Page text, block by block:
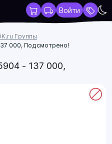
Войти
Группы
000, Подсмотрено!
- 137 000,